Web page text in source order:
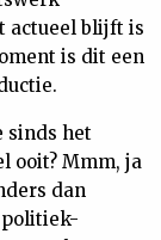
actueel blijft is
is dit een
sinds het
ooit? Mmm, ja
dan
politiek-